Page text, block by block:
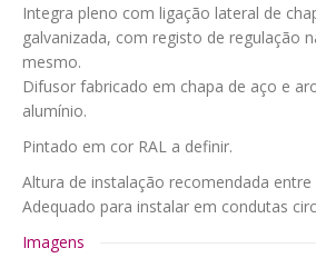
Integra pleno com ligação lateral de
galvanizada, com registo de regulação
mesmo.
Difusor fabricado em chapa de aço e
alumínio.
Pintado em cor RAL a definir.
Altura de instalação recomendada entre
Adequado para instalar em condutas
Imagens